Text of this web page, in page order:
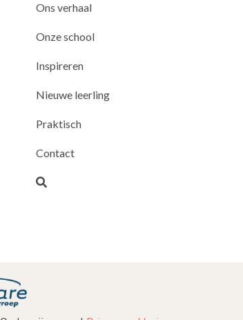
Ons verhaal
Onze school
Inspireren
Nieuwe leerling
Praktisch
Contact